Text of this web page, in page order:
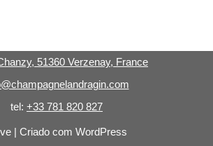
51360 Verzenay, France
tel: +33 781 820 827
| Criado com WordPress